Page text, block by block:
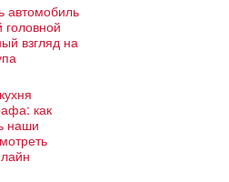
автомобиль
взгляд на
как
наши